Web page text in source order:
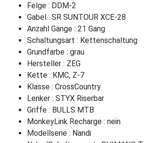
Felge : DDM-2
Gabel : SR SUNTOUR XCE-28
Anzahl Gänge : 21 Gang
Schaltungsart : Kettenschaltung
Grundfarbe : grau
Hersteller : ZEG
Kette : KMC, Z-7
Klasse : CrossCountry
Lenker : STYX Riserbar
Griffe : BULLS MTB
MonkeyLink Recharge : nein
Modellserie : Nandi